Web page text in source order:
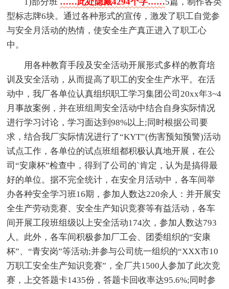
型标志牌6块。通过各种形式的宣传，激发了职工自觉参
与安全月活动的热情，使安全生产真正进入了职工心
中。
用各种教育手段及安全活动开展形式多样的教育培
训及安全活动，从而提高了职工的安全生产水平。在活
动中，我厂各单位认真组织职工学习集团公司20xx年3~4
月事故案例，并在班组周安全活动中结合自身实际情况
进行学习讨论，学习面达到98%以上;同时根据公司要
求，结合我厂实际情况进行了“KYT”(伤害预知预警)活动
试点工作，各单位的试点班组都积极认真地开展，在公
司“安康杯”检查中，得到了公司的`肯定，认为是搞得最
好的单位。据不完全统计，在安全月活动中，各车间举
办各种安全学习班16期，参加人数达220余人：并开展安
全生产劳动竞赛、安全生产知识竞赛等有益活动，各车
间开展工段班组级以上安全活动174次，参加人数达793
人。此外，各车间积极参加厂工会、团委组织的“安康
杯”、“青安岗”等活动;并参与公司统一组织的“XXX市10
万职工安全生产知识竞赛”，全厂共1500人参加了此次竞
赛，上交答题卡1435份，答题卡回收率达95.6%;同时参